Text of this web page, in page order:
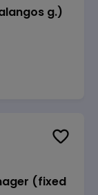
g.)
(fixed